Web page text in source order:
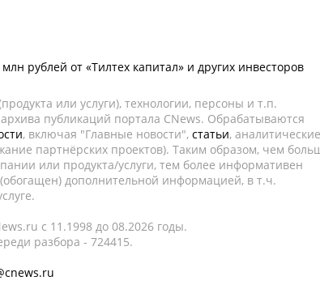
рублей от «Тилтех капитал» и других инвесторов
или услуги), технологии, персоны и т.п.
публикаций портала CNews. Обрабатываются
, включая "Главные новости", статьи, аналитические
партнёрских проектов). Таким образом, чем
или продукта/услуги, тем более информативен
дополнительной информацией, в т.ч.
c 11.1998 до 08.2026 годы.
разбора - 724415.